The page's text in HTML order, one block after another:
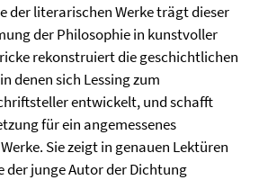
der literarischen Werke trägt dieser
der Philosophie in kunstvoller
rekonstruiert die geschichtlichen
denen sich Lessing zum
entwickelt, und schafft
für ein angemessenes
Sie zeigt in genauen Lektüren
der junge Autor der Dichtung